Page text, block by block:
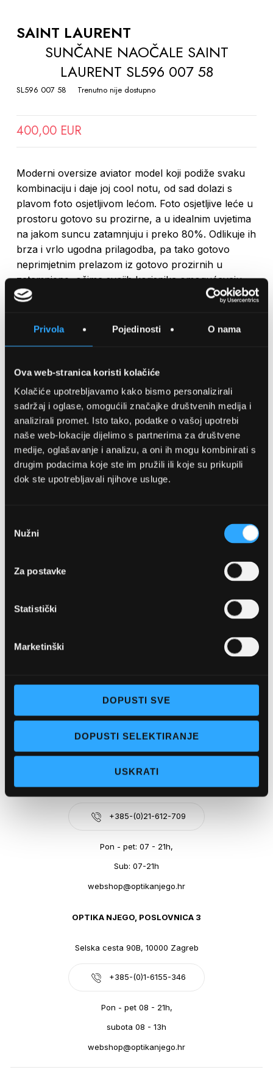
Privola Pojedinosti O nama
Ova web-stranica koristi kolačiće
Kolačiće upotrebljavamo kako bismo personalizirali
sadržaj i oglase, omogućili značajke društvenih medija i
analizirali promet. Isto tako, podatke o vašoj upotrebi
naše web-lokacije dijelimo s partnerima za društvene
medije, oglašavanje i analizu, a oni ih mogu kombinirati s
drugim podacima koje ste im pružili ili koje su prikupili
dok ste upotrebljavali njihove usluge.
pristanka
Nužni
Za postavke
Statistički
Marketinški
DOPUSTI SVE
DOPUSTI SELEKTIRANJE
USKRATI
THE
BEGINNING
GALLERY
SAINT LAURENT
SUNČANE NAOČALE SAINT
LAURENT SL596 007 58
SL596 007 58 Trenutno nije dostupno
400,00 EUR
Moderni oversize aviator model koji podiže svaku
kombinaciju i daje joj cool notu, od sad dolazi s
plavom foto osjetljivom lećom. Foto osjetljive leće u
prostoru gotovo su prozirne, a u idealnim uvjetima
na jakom suncu zatamnjuju i preko 80%. Odlikuje ih
brza i vrlo ugodna prilagodba, pa tako gotovo
neprimjetnim prelazom iz gotovo prozirnih u
zatamnjene, očima svojih korisnika omogućavaju
100% UV zaštitu i to sve u kratkom periodu od
nema UV zraka, foto leće se vračaju u svoj gotovo
SPREMITE NA LISTU ŽELJA
Detalji
Podijeli s prijateljima
Pon - pet: 08 - 22h,
Sub: 08 - 22h
OPTIKA NJEGO, POSLOVNICA 2
Obala kralja Tomislava 14, 21300 Makarska
+385-(0)21-612-709
Pon - pet: 07 - 21h,
Sub: 07-21h
webshop@optikanjego.hr
OPTIKA NJEGO, POSLOVNICA 3
Selska cesta 90B, 10000 Zagreb
+385-(0)1-6155-346
Pon - pet 08 - 21h,
subota 08 - 13h
webshop@optikanjego.hr